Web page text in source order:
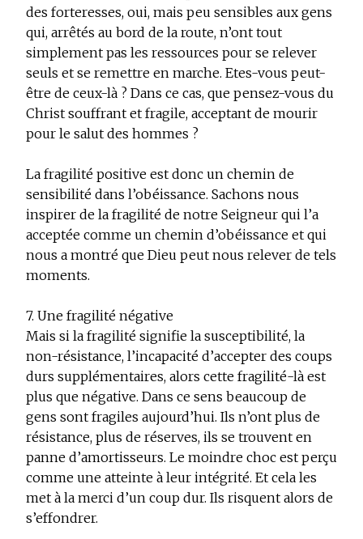
des forteresses, oui, mais peu sensibles aux gens
qui, arrêtés au bord de la route, n’ont tout
simplement pas les ressources pour se relever
seuls et se remettre en marche. Etes-vous peut-
être de ceux-là ? Dans ce cas, que pensez-vous du
Christ souffrant et fragile, acceptant de mourir
pour le salut des hommes ?
La fragilité positive est donc un chemin de
sensibilité dans l’obéissance. Sachons nous
inspirer de la fragilité de notre Seigneur qui l’a
acceptée comme un chemin d’obéissance et qui
nous a montré que Dieu peut nous relever de tels
moments.
7. Une fragilité négative
Mais si la fragilité signifie la susceptibilité, la
non-résistance, l’incapacité d’accepter des coups
durs supplémentaires, alors cette fragilité-là est
plus que négative. Dans ce sens beaucoup de
gens sont fragiles aujourd’hui. Ils n’ont plus de
résistance, plus de réserves, ils se trouvent en
panne d’amortisseurs. Le moindre choc est perçu
comme une atteinte à leur intégrité. Et cela les
met à la merci d’un coup dur. Ils risquent alors de
s’effondrer.